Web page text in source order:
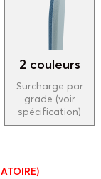
2 couleurs
Surcharge par
grade (voir
spécification)